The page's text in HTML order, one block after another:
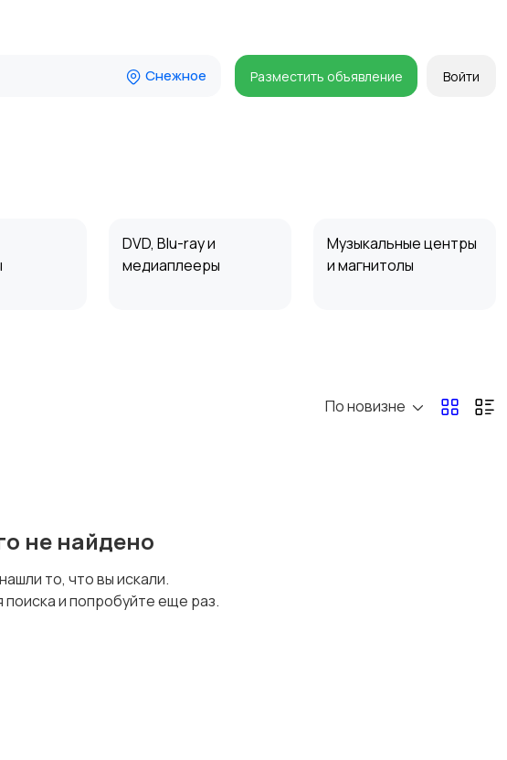
Снежное Разместить объявление Войти
DVD, Blu-ray и
медиаплееры
Музыкальные центры
и магнитолы
и
По новизне
не найдено
то, что вы искали.
поиска и попробуйте еще раз.